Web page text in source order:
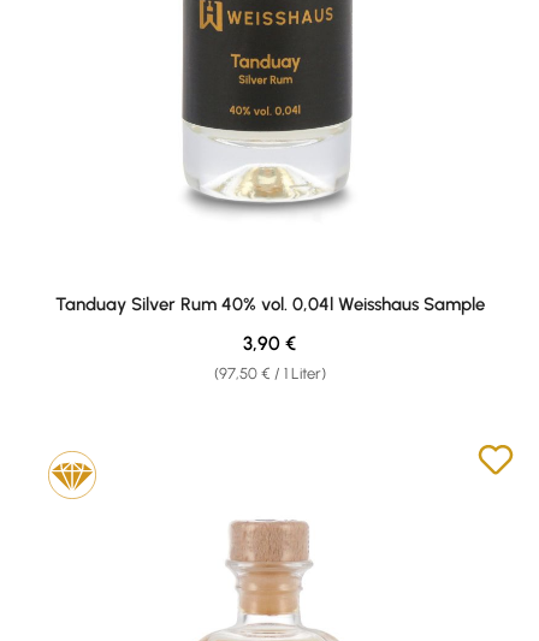
Tanduay Silver Rum 40% vol. 0,04l Weisshaus Sample
(97,50 € / 1 Liter)
Regulärer Preis:
3,90 €